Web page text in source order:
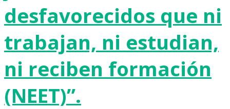
desfavorecidos que ni
trabajan, ni estudian,
ni reciben formación
(NEET)”.